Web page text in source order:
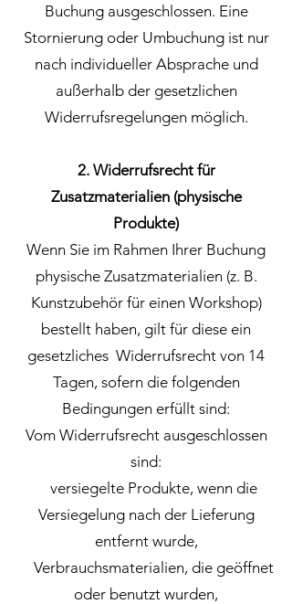
Buchung ausgeschlossen. Eine
Stornierung oder Umbuchung ist nur
nach individueller Absprache und
außerhalb der gesetzlichen
Widerrufsregelungen möglich.
2. Widerrufsrecht für
Zusatzmaterialien (physische
Produkte)
Wenn Sie im Rahmen Ihrer Buchung
physische Zusatzmaterialien (z. B.
Kunstzubehör für einen Workshop)
bestellt haben, gilt für diese ein
gesetzliches Widerrufsrecht von 14
Tagen, sofern die folgenden
Bedingungen erfüllt sind:
Vom Widerrufsrecht ausgeschlossen
sind:
versiegelte Produkte, wenn die
Versiegelung nach der Lieferung
entfernt wurde,
Verbrauchsmaterialien, die geöffnet
oder benutzt wurden,